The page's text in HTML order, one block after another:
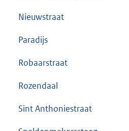
Nieuwstraat
Paradijs
Robaarstraat
Rozendaal
Sint Anthoniestraat